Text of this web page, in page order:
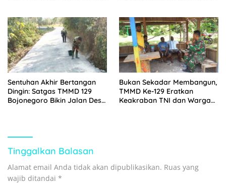
Sentuhan Akhir Bertangan
Dingin: Satgas TMMD 129
Bojonegoro Bikin Jalan Desa
Bukan Sekadar Membangun,
TMMD Ke-129 Eratkan
Keakraban TNI dan Warga
Tinggalkan Balasan
Alamat email Anda tidak akan dipublikasikan. Ruas yang
wajib ditandai *